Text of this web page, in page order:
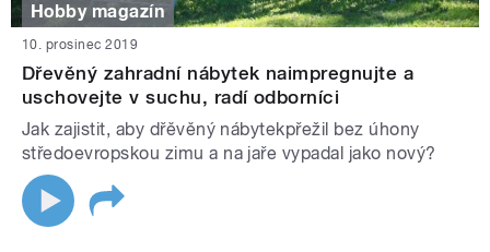
Hobby magazín
10. prosinec 2019
Dřevěný zahradní nábytek naimpregnujte a
uschovejte v suchu, radí odborníci
Jak zajistit, aby dřěvěný nábytekpřežil bez úhony
středoevropskou zimu a na jaře vypadal jako nový?